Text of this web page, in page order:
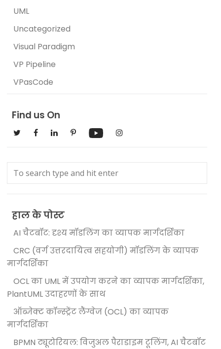
UML
Uncategorized
Visual Paradigm
VP Pipeline
VPasCode
Find us On
हाल के पोस्ट
AI चैटबॉट: दृश्य मॉडलिंग का व्यापक मार्गदर्शिका
CRC (वर्ग उत्तरदायित्व सहयोगी) मॉडलिंग के व्यापक
मार्गदर्शिका
OCL का UML में उपयोग करने का व्यापक मार्गदर्शिका,
PlantUML उदाहरणों के साथ
ऑब्जेक्ट कॉन्स्ट्रेंट लैंग्वेज (OCL) का व्यापक
मार्गदर्शिका
BPMN ट्यूटोरियल: विजुअल पैराडाइम टूलिंग, AI चैटबॉट